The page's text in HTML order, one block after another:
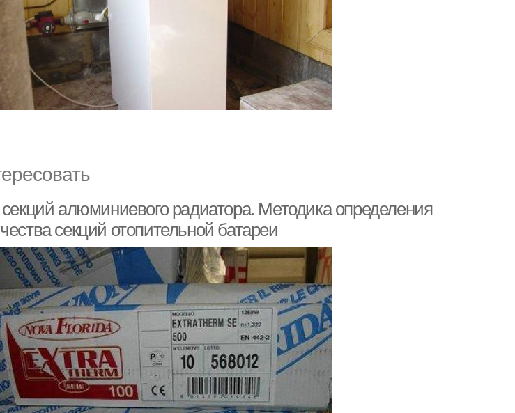
секций алюминиевого радиатора. Методика определения
секций отопительной батареи